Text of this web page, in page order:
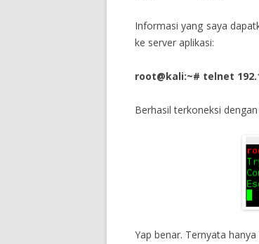
Informasi yang saya
ke server aplikasi:
root@kali:~# telnet
Berhasil terkoneksi
Yap benar. Ternyata